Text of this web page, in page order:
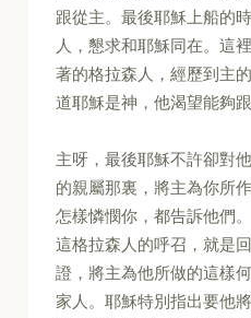
跟從主。最後耶穌上船的
人，懇求和耶穌同在。這
著的格拉森人，經歷到主
道耶穌是神，他渴望能夠跟
主呀，最後耶穌不許卻對
的親屬那裏，將主為你所
怎樣憐憫你，都告訴他們
這格拉森人的呼召，就是
證，將主為他所做的這樣
家人。耶穌特別指出要他